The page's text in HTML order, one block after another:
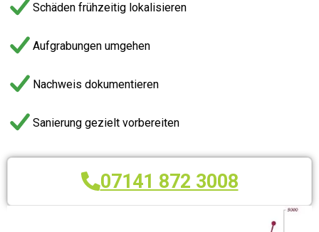
Schäden frühzeitig lokalisieren
Aufgrabungen umgehen
Nachweis dokumentieren
Sanierung gezielt vorbereiten
07141 872 3008